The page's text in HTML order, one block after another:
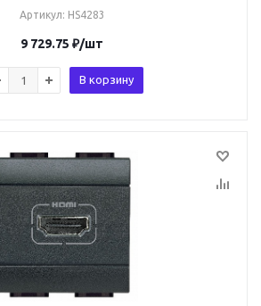
Артикул: HS4283
9 729.75 ₽/шт
В корзину